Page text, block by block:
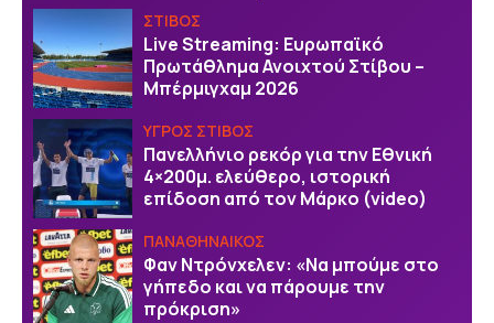
ΣΤΙΒΟΣ
Live Streaming: Ευρωπαϊκό
Πρωτάθλημα Ανοιχτού Στίβου –
Μπέρμιγχαμ 2026
ΥΓΡΟΣ ΣΤΙΒΟΣ
Πανελλήνιο ρεκόρ για την Εθνική
4×200μ. ελεύθερο, ιστορική
επίδοση από τον Μάρκο (video)
ΠΑΝΑΘΗΝΑΙΚΟΣ
Φαν Ντρόνχελεν: «Να μπούμε στο
γήπεδο και να πάρουμε την
πρόκριση»